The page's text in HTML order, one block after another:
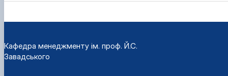
Кафедра менеджменту ім. проф. Й.С.
Завадського